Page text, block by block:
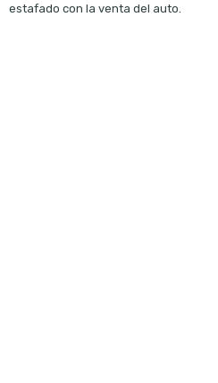
estafado con la venta del auto.